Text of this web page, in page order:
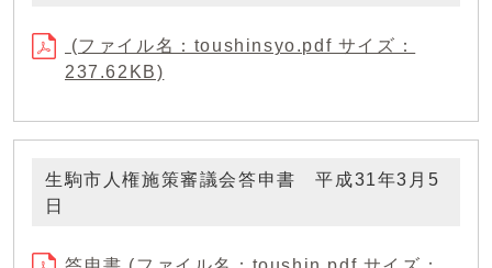
(ファイル名：toushinsyo.pdf サイズ：
237.62KB)
生駒市人権施策審議会答申書 平成31年3月5
日